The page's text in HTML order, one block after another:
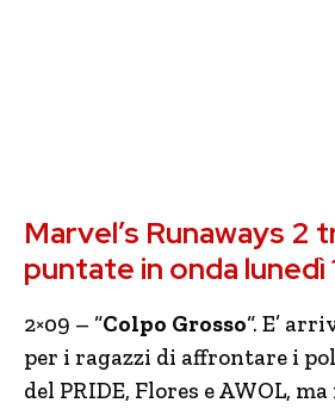
Marvel’s Runaways 2
puntate in onda lunedì
2×09 – “Colpo Grosso“. E’
per i ragazzi di affrontare i
del PRIDE, Flores e AWOL,